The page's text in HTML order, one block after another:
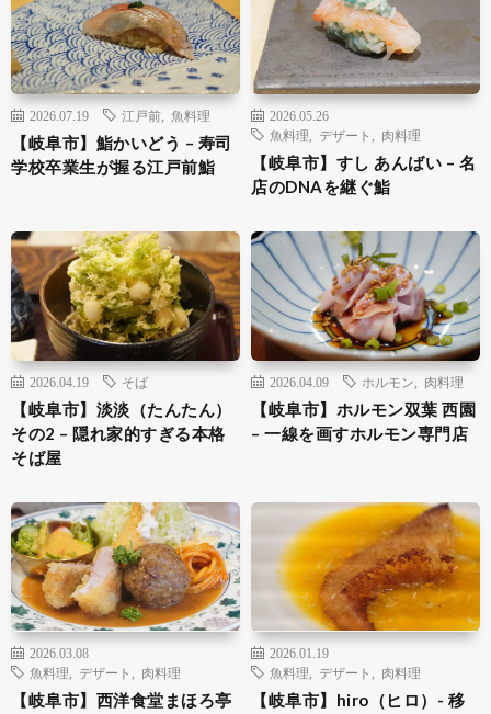
2026.07.19 江戸前 魚料理
【岐阜市】鮨かいどう – 寿司
学校卒業生が握る江戸前鮨
2026.05.26
魚料理
デザート 肉料理
【岐阜市】すし あんばい – 名
店のDNAを継ぐ鮨
2026.04.19 そば
【岐阜市】淡淡（たんたん）
その2 – 隠れ家的すぎる本格
そば屋
2026.04.09 ホルモン 肉料理
【岐阜市】ホルモン双葉 西園
– 一線を画すホルモン専門店
2026.03.08
魚料理
デザート 肉料理
【岐阜市】西洋食堂まほろ亭
2026.01.19
魚料理
デザート 肉料理
【岐阜市】hiro（ヒロ）- 移